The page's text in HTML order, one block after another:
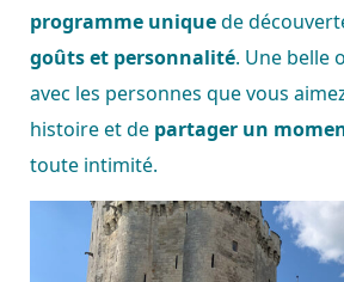
programme uniquede
goûts et personnalité. Une belle
avec les personnes que vous
histoire et de partager un
toute intimité.